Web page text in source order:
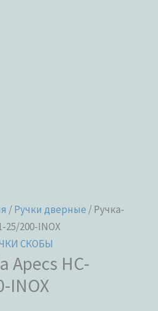
/Ручки дверные / Ручка-
25/200-INOX
СКОБЫ
Apecs HC-
INOX